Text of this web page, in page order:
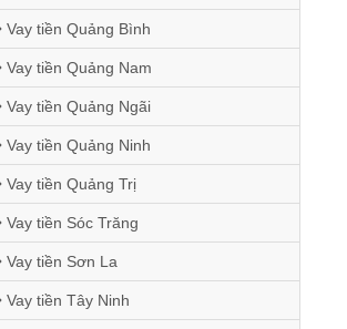
Vay tiền Quảng Bình
Vay tiền Quảng Nam
Vay tiền Quảng Ngãi
Vay tiền Quảng Ninh
Vay tiền Quảng Trị
Vay tiền Sóc Trăng
Vay tiền Sơn La
Vay tiền Tây Ninh